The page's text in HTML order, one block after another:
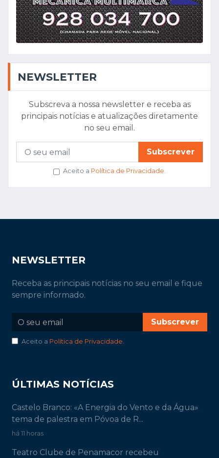
NEWSLETTER
Subscreva a nossa newsletter e receba as
principais notícias e atualizações diretamente
no seu email.
Subscrever
Aceito a Política de Privacidade.
NEWSLETTER
Receba as principais notícias no seu email e fique
sempre informado.
Subscrever
Aceito a Política de Privacidade.
ÚLTIMAS NOTÍCIAS
Castelo Branco: «A Energia do Vento e da Água»
tema de palestra em Póvoa de R...
há 11 horas
Teatro Clube de Penamacor recebeu